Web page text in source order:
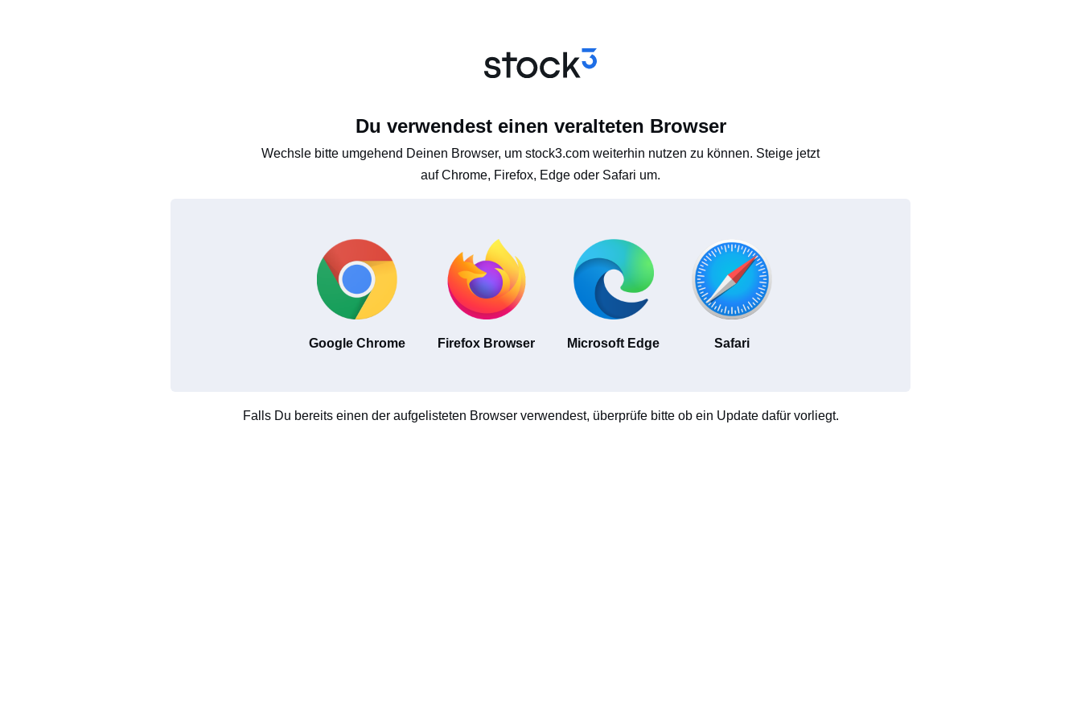
Du verwendest einen veralteten Browser
Wechsle bitte umgehend Deinen Browser, um stock3.com weiterhin nutzen zu können. Steige jetzt
auf Chrome, Firefox, Edge oder Safari um.
Google Chrome Firefox Browser Microsoft Edge Safari
Falls Du bereits einen der aufgelisteten Browser verwendest, überprüfe bitte ob ein Update dafür vorliegt.